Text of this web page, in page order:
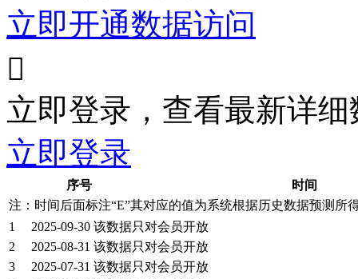
立即开通数据访问

立即登录，查看最新详细
立即登录
序号
时间
注：时间后面标注“E”其对应的值为系统根据历史数据预测所
1
2025-09-30 该数据只对会员开放
2
2025-08-31 该数据只对会员开放
3
2025-07-31 该数据只对会员开放